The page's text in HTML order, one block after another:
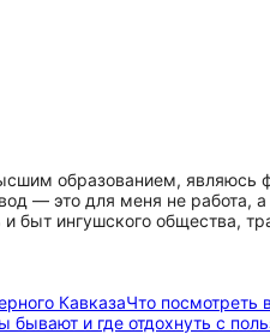
образованием, являюсь
— это для меня не работа,
быт ингушского общества,
КавказаЧто посмотреть
бывают и где отдохнуть с